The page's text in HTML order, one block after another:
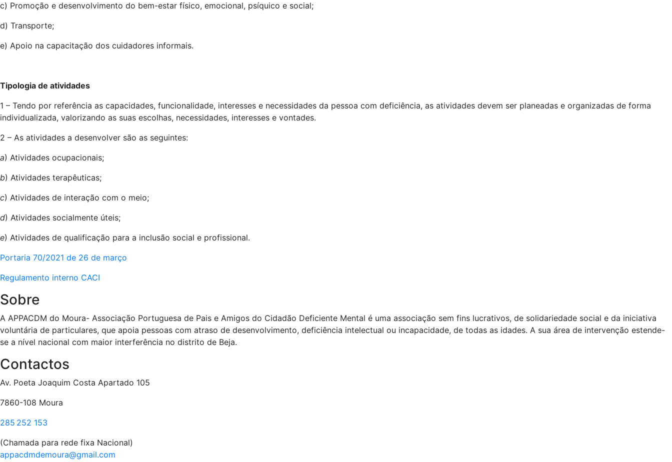
c) Promoção e desenvolvimento do bem-estar físico, emocional, psíquico e social;
d) Transporte;
e) Apoio na capacitação dos cuidadores informais.
Tipologia de atividades
1 – Tendo por referência as capacidades, funcionalidade, interesses e necessidades da pessoa com deficiência, as atividades devem ser planeadas e organizadas de forma
individualizada, valorizando as suas escolhas, necessidades, interesses e vontades.
2 – As atividades a desenvolver são as seguintes:
a) Atividades ocupacionais;
b) Atividades terapêuticas;
c) Atividades de interação com o meio;
d) Atividades socialmente úteis;
e) Atividades de qualificação para a inclusão social e profissional.
Portaria 70/2021 de 26 de março
Regulamento interno CACI
Sobre
A APPACDM do Moura- Associação Portuguesa de Pais e Amigos do Cidadão Deficiente Mental é uma associação sem fins lucrativos, de solidariedade social e da iniciativa
voluntária de particulares, que apoia pessoas com atraso de desenvolvimento, deficiência intelectual ou incapacidade, de todas as idades. A sua área de intervenção estende-
se a nível nacional com maior interferência no distrito de Beja.
Contactos
Av. Poeta Joaquim Costa Apartado 105
7860-108 Moura
285 252 153
(Chamada para rede fixa Nacional)
appacdmdemoura@gmail.com